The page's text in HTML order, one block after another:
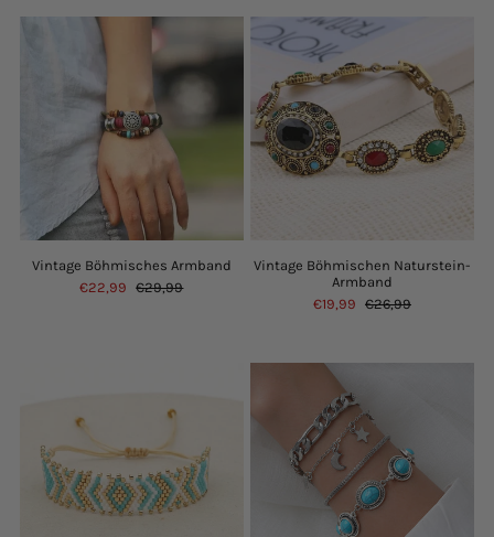
Vintage Böhmisches Armband
€22,99
€29,99
Vintage Böhmischen Naturstein-
Armband
€19,99
€26,99